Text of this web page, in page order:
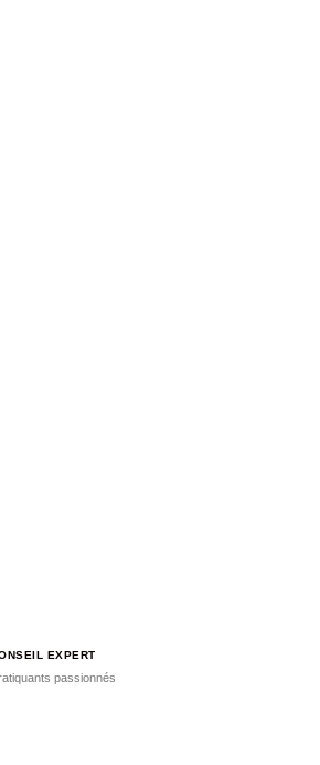
EXPERT
passionnés